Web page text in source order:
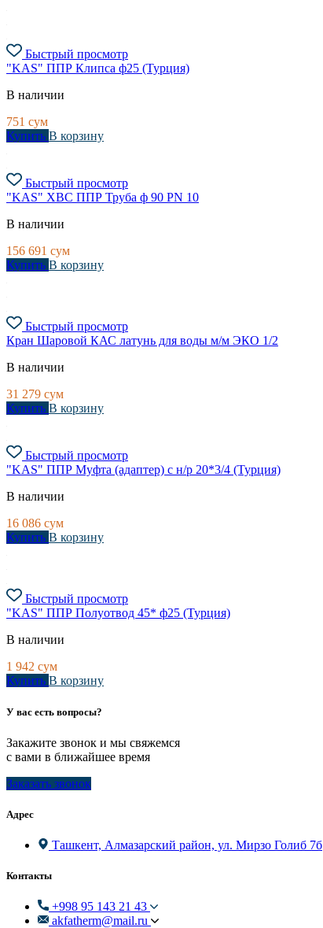
Быстрый просмотр
"KAS" ППР Клипса ф25 (Турция)
В наличии
751 сум
Купить В корзину
Быстрый просмотр
"KAS" ХВС ППР Труба ф 90 PN 10
В наличии
156 691 сум
Купить В корзину
Быстрый просмотр
Кран Шаровой КАС латунь для воды м/м ЭКО 1/2
В наличии
31 279 сум
Купить В корзину
Быстрый просмотр
"KAS" ППР Муфта (адаптер) с н/р 20*3/4 (Турция)
В наличии
16 086 сум
Купить В корзину
Быстрый просмотр
"KAS" ППР Полуотвод 45* ф25 (Турция)
В наличии
1 942 сум
Купить В корзину
У вас есть вопросы?
Закажите звонок и мы свяжемся
с вами в ближайшее время
Заказать звонок
Адрес
Ташкент, Алмазарский район, ул. Мирзо Голиб 7б
Контакты
+998 95 143 21 43
akfatherm@mail.ru